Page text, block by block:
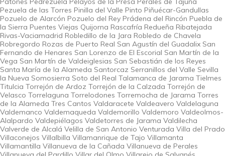
Pezuela de las Torres Pinilla del Valle Pinto Piñuécar-Gandullas
Pozuelo de Alarcón Pozuelo del Rey Prádena del Rincón Puebla de
la Sierra Puentes Viejas Quijorna Rascafría Redueña Ribatejada
Rivas-Vaciamadrid Robledillo de la Jara Robledo de Chavela
Robregordo Rozas de Puerto Real San Agustín del Guadalix San
Fernando de Henares San Lorenzo de El Escorial San Martín de la
Vega San Martín de Valdeiglesias San Sebastián de los Reyes
Santa María de la Alameda Santorcaz Serranillos del Valle Sevilla
la Nueva Somosierra Soto del Real Talamanca de Jarama Tielmes
Titulcia Torrejón de Ardoz Torrejón de la Calzada Torrejón de
Velasco Torrelaguna Torrelodones Torremocha de Jarama Torres
de la Alameda Tres Cantos Valdaracete Valdeavero Valdelaguna
Valdemanco Valdemaqueda Valdemorillo Valdemoro Valdeolmos-
Alalpardo Valdepiélagos Valdetorres de Jarama Valdilecha
Valverde de Alcalá Velilla de San Antonio Venturada Villa del Prado
Villaconejos Villalbilla Villamanrique de Tajo Villamanta
Villamantilla Villanueva de la Cañada Villanueva de Perales